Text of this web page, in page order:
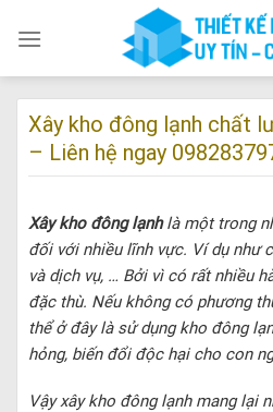
Xây kho đông lạnh chất
– Liên hệ ngay
Xây kho đông lạnhlà một trong
đối với nhiều lĩnh vực. Ví dụ như
và dịch vụ, … Bởi vì có rất nhiều
đặc thù. Nếu không có phương
thể ở đây là sử dụng kho đông
hỏng, biến đổi độc hại cho con
Vậy xây kho đông lạnh mang lại